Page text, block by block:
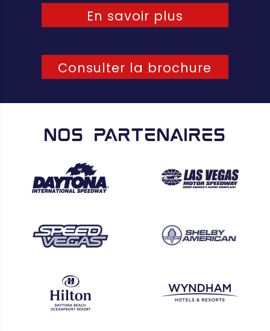
En savoir plus
Consulter la brochure
Nos Partenaires